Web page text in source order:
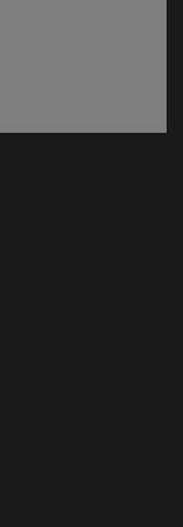
ventana)
ventana)